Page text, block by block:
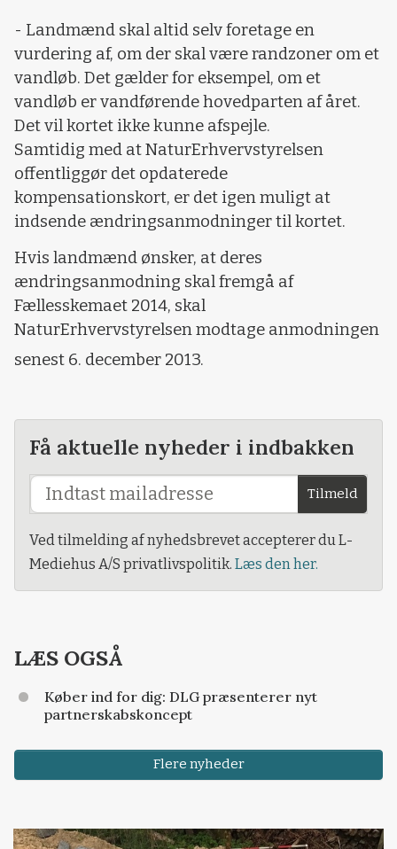
- Landmænd skal altid selv foretage en
vurdering af, om der skal være randzoner om et
vandløb. Det gælder for eksempel, om et
vandløb er vandførende hovedparten af året.
Det vil kortet ikke kunne afspejle.
Samtidig med at NaturErhvervstyrelsen
offentliggør det opdaterede
kompensationskort, er det igen muligt at
indsende ændringsanmodninger til kortet.
Hvis landmænd ønsker, at deres
ændringsanmodning skal fremgå af
Fællesskemaet 2014, skal
NaturErhvervstyrelsen modtage anmodningen
senest 6. december 2013.
Få aktuelle nyheder i indbakken
Tilmeld
Ved tilmelding af nyhedsbrevet accepterer du L-
Mediehus A/S privatlivspolitik. Læs den her.
LÆS OGSÅ
Køber ind for dig: DLG præsenterer nyt
partnerskabskoncept
Flere nyheder